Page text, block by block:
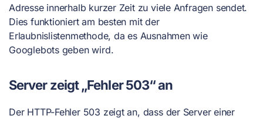
Adresse innerhalb kurzer Zeit zu viele Anfragen sendet.
Dies funktioniert am besten mit der
Erlaubnislistenmethode, da es Ausnahmen wie
Googlebots geben wird.
Server zeigt „Fehler 503“ an
Der HTTP-Fehler 503 zeigt an, dass der Server einer